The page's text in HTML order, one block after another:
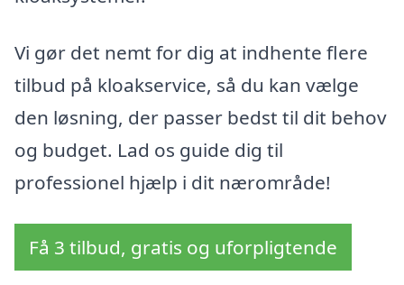
Vi gør det nemt for dig at indhente flere
tilbud på kloakservice, så du kan vælge
den løsning, der passer bedst til dit behov
og budget. Lad os guide dig til
professionel hjælp i dit nærområde!
Få 3 tilbud, gratis og uforpligtende